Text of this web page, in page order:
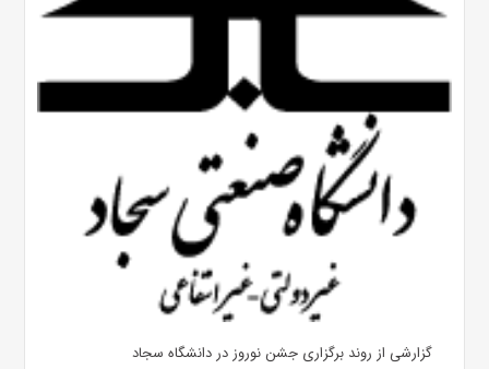
گزارشی از روند برگزاری جشن نوروز در دانشگاه سجاد